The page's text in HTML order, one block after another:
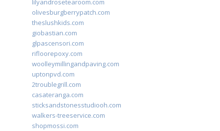
lilyandrosetearoom.com
olivesburgberrypatch.com
theslushkids.com
giobastian.com
glpascensori.com
rifloorepoxy.com
woolleymillingandpaving.com
uptonpvd.com
2troublegrill.com
casateranga.com
sticksandstonesstudiooh.com
walkers-treeservice.com
shopmossi.com